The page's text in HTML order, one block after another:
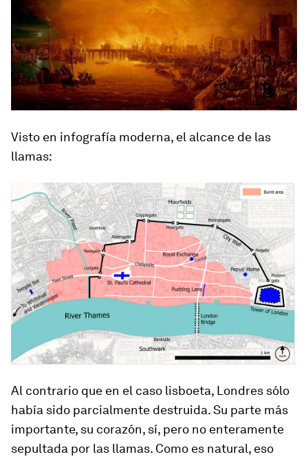
Visto en infografía moderna, el alcance de las
llamas:
Al contrario que en el caso lisboeta, Londres sólo
había sido parcialmente destruida. Su parte más
importante, su corazón, sí, pero no enteramente
sepultada por las llamas. Como es natural, eso